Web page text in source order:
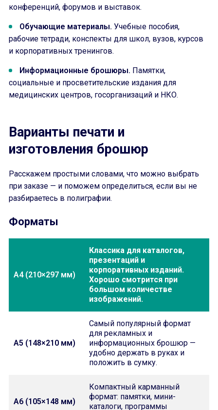
конференций, форумов и выставок.
Обучающие материалы. Учебные пособия,
рабочие тетради, конспекты для школ, вузов, курсов
и корпоративных тренингов.
Информационные брошюры. Памятки,
социальные и просветительские издания для
медицинских центров, госорганизаций и НКО.
Варианты печати и
изготовления брошюр
Расскажем простыми словами, что можно выбрать
при заказе — и поможем определиться, если вы не
разбираетесь в полиграфии.
Форматы
A4 (210×297 мм)
Классика для каталогов,
презентаций и
корпоративных изданий.
Хорошо смотрится при
большом количестве
изображений.
A5 (148×210 мм)
Самый популярный формат
для рекламных и
информационных брошюр —
удобно держать в руках и
положить в сумку.
A6 (105×148 мм)
Компактный карманный
формат: памятки, мини-
каталоги, программы